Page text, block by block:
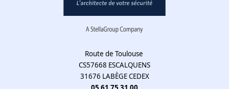
Route de Toulouse
CS57668 ESCALQUENS
31676 LABÈGE CEDEX
Nous utilisons des cookies qui facilitent l'utilisation du site,
améliorent la performance et la sécurité du site internet.
Faites-nous part de vos préférences de cookies pour chaque
À quoi servent ces cookies :
Cookies obligatoires